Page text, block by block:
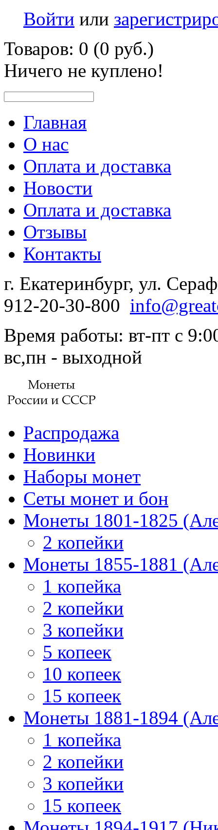
Войти или
Товаров: 0 (0 руб.)
Ничего не куплено!
Главная
О нас
Оплата и доставка
Новости
Оплата и доставка
Отзывы
Контакты
г. Екатеринбург, ул.
912-20-30-800
Время работы: вт-пт с
вс,пн - выходной
Распродажа
Новинки
Наборы монет
Сеты монет и бон
Монеты 1801-1825
2 копейки
Монеты 1855-1881
1 копейка
2 копейки
3 копейки
5 копеек
10 копеек
15 копеек
Монеты 1881-1894
1 копейка
2 копейки
3 копейки
15 копеек